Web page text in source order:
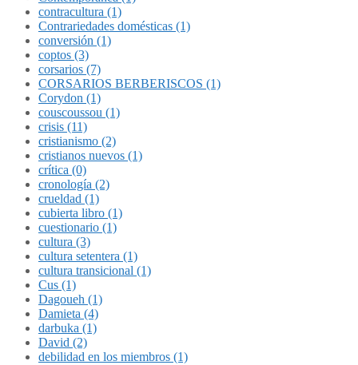
contracultura (1)
Contrariedades domésticas (1)
conversión (1)
coptos (3)
corsarios (7)
CORSARIOS BERBERISCOS (1)
Corydon (1)
couscoussou (1)
crisis (11)
cristianismo (2)
cristianos nuevos (1)
crítica (0)
cronología (2)
crueldad (1)
cubierta libro (1)
cuestionario (1)
cultura (3)
cultura setentera (1)
cultura transicional (1)
Cus (1)
Dagoueh (1)
Damieta (4)
darbuka (1)
David (2)
debilidad en los miembros (1)